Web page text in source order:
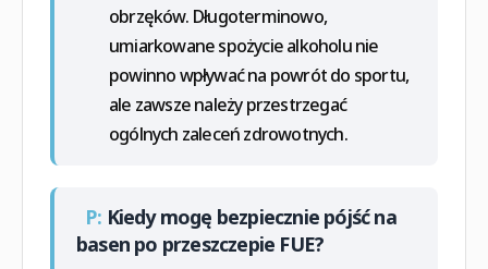
obrzęków. Długoterminowo,
umiarkowane spożycie alkoholu nie
powinno wpływać na powrót do sportu,
ale zawsze należy przestrzegać
ogólnych zaleceń zdrowotnych.
P: Kiedy mogę bezpiecznie pójść na
basen po przeszczepie FUE?